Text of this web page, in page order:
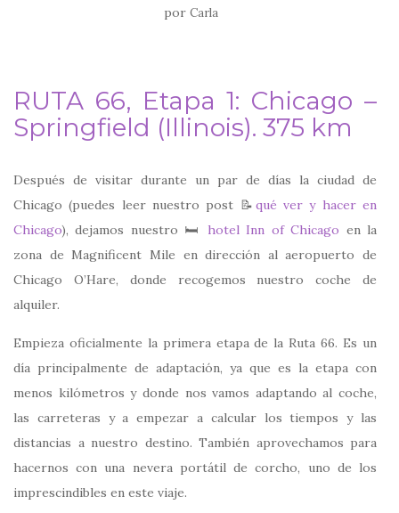
por Carla
RUTA 66, Etapa 1: Chicago –
Springfield (Illinois). 375 km
Después de visitar durante un par de días la ciudad de
Chicago (puedes leer nuestro post 📝 qué ver y hacer en
Chicago), dejamos nuestro 🛏 hotel Inn of Chicago en la
zona de Magnificent Mile en dirección al aeropuerto de
Chicago O’Hare, donde recogemos nuestro coche de
alquiler.
Empieza oficialmente la primera etapa de la Ruta 66. Es un
día principalmente de adaptación, ya que es la etapa con
menos kilómetros y donde nos vamos adaptando al coche,
las carreteras y a empezar a calcular los tiempos y las
distancias a nuestro destino. También aprovechamos para
hacernos con una nevera portátil de corcho, uno de los
imprescindibles en este viaje.